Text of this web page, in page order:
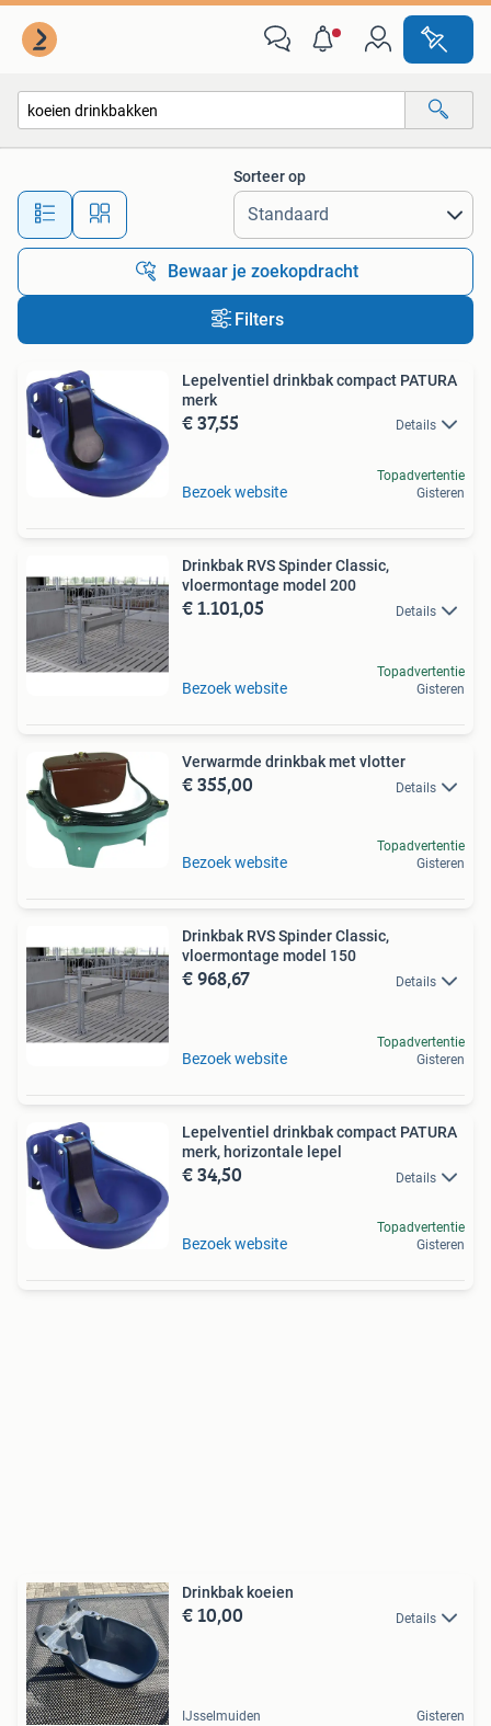
Alle afstanden…
Sorteer op
Bewaar je zoekopdracht
Filters
Lepelventiel drinkbak compact PATURA
merk
€ 37,55 Details
Bezoek website
Topadvertentie
Gisteren
Drinkbak RVS Spinder Classic,
vloermontage model 200
€ 1.101,05 Details
Bezoek website
Topadvertentie
Gisteren
Verwarmde drinkbak met vlotter
€ 355,00 Details
Bezoek website
Topadvertentie
Gisteren
Drinkbak RVS Spinder Classic,
vloermontage model 150
€ 968,67 Details
Bezoek website
Topadvertentie
Gisteren
Lepelventiel drinkbak compact PATURA
merk, horizontale lepel
€ 34,50 Details
Bezoek website
Topadvertentie
Gisteren
Drinkbak koeien
€ 10,00 Details
IJsselmuiden Gisteren